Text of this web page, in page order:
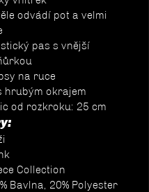
odvádí pot a velmi
pas s vnější
na ruce
hrubým okrajem
od rozkroku: 25 cm
Collection
Bavlna, 20% Polyester